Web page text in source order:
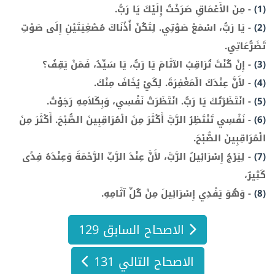
(1)
-مِنَ الأَعْمَاقِ صَرَخْتُ إِلَيْكَ يَا رَبُّ.
(2)
- يَا رَبُّ، اسْمَعْ صَوْتِي. لِتَكُنْ أُذُنَاكَ مُصْغِيَتَيْنِ إِلَى صَوْتِ
تَضَرُّعَاتِي.
(3)
- إِنْ كُنْتَ تُرَاقِبُ الآثَامَ يَا رَبُّ، يَا سَيِّدُ، فَمَنْ يَقِفُ؟
(4)
- لأَنَّ عِنْدَكَ الْمَغْفِرَةَ. لِكَيْ يُخَافَ مِنْكَ.
(5)
- انْتَظَرْتُكَ يَا رَبُّ. انْتَظَرَتْ نَفْسِي، وَبِكَلاَمِهِ رَجَوْتُ.
(6)
-نَفْسِي تَنْتَظِرُ الرَّبَّ أَكْثَرَ مِنَ الْمُرَاقِبِينَ الصُّبْحَ. أَكْثَرَ مِنَ
الْمُرَاقِبِينَ الصُّبْحَ.
(7)
- لِيَرْجُ إِسْرَائِيلُ الرَّبَّ، لأَنَّ عِنْدَ الرَّبِّ الرَّحْمَةَ وَعِنْدَهُ فِدًى
كَثِيرٌ،
(8)
- وَهُوَ يَفْدِي إِسْرَائِيلَ مِنْ كُلِّ آثَامِهِ.
الاصحاح السابق 129
الاصحاح التالي 131